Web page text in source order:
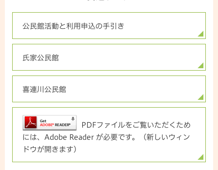
公民館活動と利用申込の手引き
氏家公民館
喜連川公民館
PDFファイルをご覧いただくため
には、Adobe Reader が必要です。（新しいウィン
ドウが開きます）